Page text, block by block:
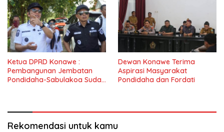
Ketua DPRD Konawe :
Pembangunan Jembatan
Pondidaha-Sabulakoa Sudah
Dewan Konawe Terima
Aspirasi Masyarakat
Pondidaha dan Fordati
Rekomendasi untuk kamu